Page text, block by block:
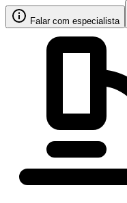
Falar com especialista